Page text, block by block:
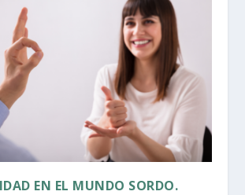
EN EL MUNDO SORDO.